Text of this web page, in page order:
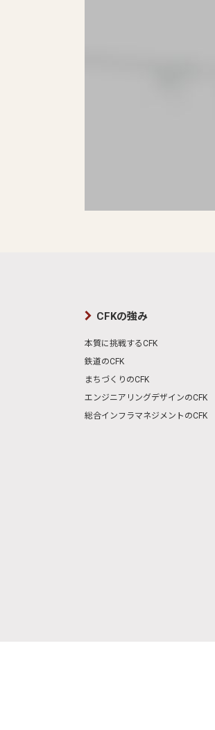
CFKの強み
本質に挑戦するCFK
鉄道のCFK
まちづくりのCFK
エンジニアリングデザインのCFK
総合インフラマネジメントのCFK